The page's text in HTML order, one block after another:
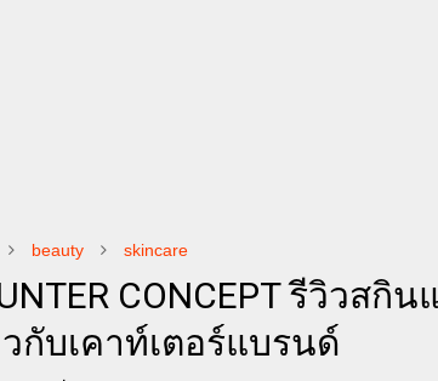
beauty skincare
CONCEPT รีวิวส
วกับเคาท์เตอร์แบรนด์